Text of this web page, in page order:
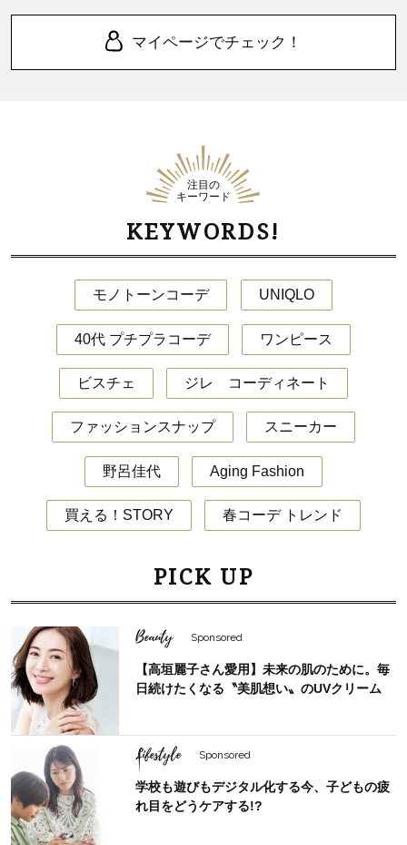
マイページでチェック！
注目の
キーワード
KEYWORDS!
モノトーンコーデ UNIQLO
40代 プチプラコーデ ワンピース
ビスチェ ジレ コーディネート
ファッションスナップ スニーカー
野呂佳代 Aging Fashion
買える！STORY 春コーデ トレンド
PICK UP
Beauty Sponsored
【高垣麗子さん愛用】未来の肌のために。毎
日続けたくなる〝美肌想い〟のUVクリーム
Lifestyle Sponsored
学校も遊びもデジタル化する今、子どもの疲
れ目をどうケアする!?